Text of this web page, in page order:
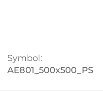
Symbol:
AE801_500x500_PS